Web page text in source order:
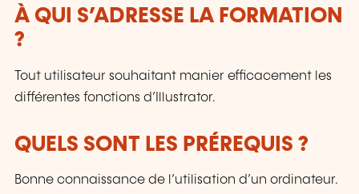
parcours professionnels. Le LLLC propose une
panoplie importante de formations: des cours
du soir; des séminaires, qui peuvent être
adaptés sur mesure selon les besoins des
formations spécialisées; des formations pour
À QUI S’ADRESSE LA FORMATION
?
Tout utilisateur souhaitant manier efficacement les
différentes fonctions d’Illustrator.
QUELS SONT LES PRÉREQUIS ?
Bonne connaissance de l’utilisation d’un ordinateur.